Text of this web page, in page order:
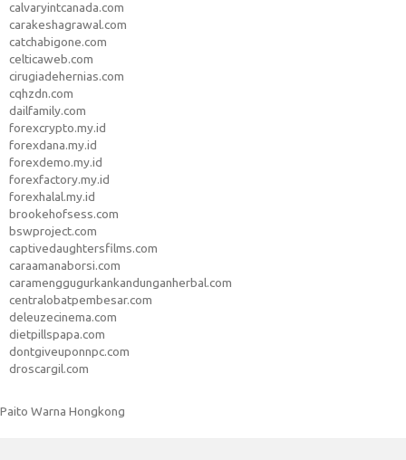
calvaryintcanada.com
carakeshagrawal.com
catchabigone.com
celticaweb.com
cirugiadehernias.com
cqhzdn.com
dailfamily.com
forexcrypto.my.id
forexdana.my.id
forexdemo.my.id
forexfactory.my.id
forexhalal.my.id
brookehofsess.com
bswproject.com
captivedaughtersfilms.com
caraamanaborsi.com
caramenggugurkankandunganherbal.com
centralobatpembesar.com
deleuzecinema.com
dietpillspapa.com
dontgiveuponnpc.com
droscargil.com
Paito Warna Hongkong